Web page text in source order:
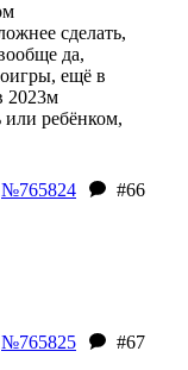
сделать,
да,
ещё в
2023м
или ребёнком,
№765824
#66
№765825
#67